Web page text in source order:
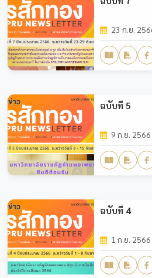
23 ก.ย.
ฉบับที่ 5
9 ก.ย. 2566
ฉบับที่ 4
1 ก.ย. 2566